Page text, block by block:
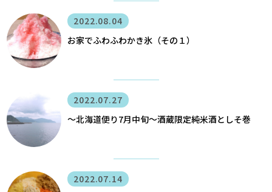
2022.08.04
お家でふわふわかき氷（その１）
2022.07.27
〜北海道便り7月中旬～酒蔵限定純米酒としそ巻
2022.07.14